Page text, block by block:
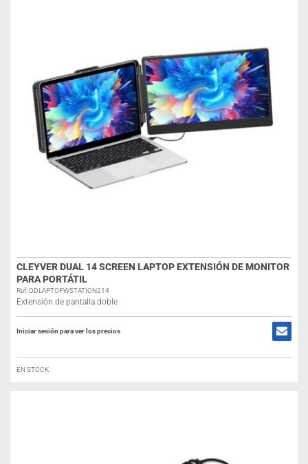
CLEYVER DUAL 14 SCREEN LAPTOP EXTENSIÓN DE MONITOR
PARA PORTÁTIL
Ref: ODLAPTOPWSTATION214
Extensión de pantalla doble
Iniciar sesión para ver los precios
EN STOCK